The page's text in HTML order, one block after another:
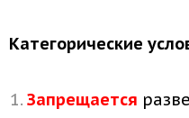
Категорические
Запрещается